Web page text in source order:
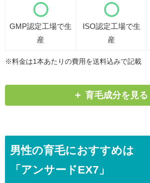
GMP認定工場で生
産
ISO認定工場で生
産
※料金は1本あたりの費用を送料込みで記載
育毛成分を見る
男性の育毛におすすめは
「アンサードEX7」